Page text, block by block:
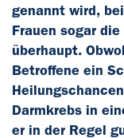
genannt wird,
Frauen sogar
überhaupt.
Betroffene ein
Darmkrebs in
er in der Regel